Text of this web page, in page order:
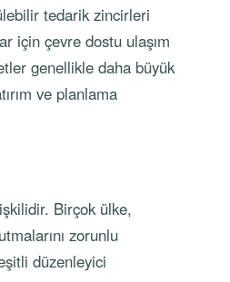
tedarik zincirleri
için çevre dostu ulaşım
genellikle daha büyük
ve planlama
Birçok ülke,
zorunlu
düzenleyici